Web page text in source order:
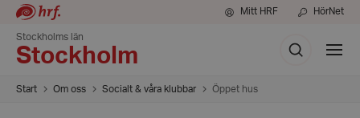
Mitt HRF HörNet
Stockholms län
Stockholm
Sök
Visa
meny
Start Om oss Socialt & våra klubbar Öppet hus